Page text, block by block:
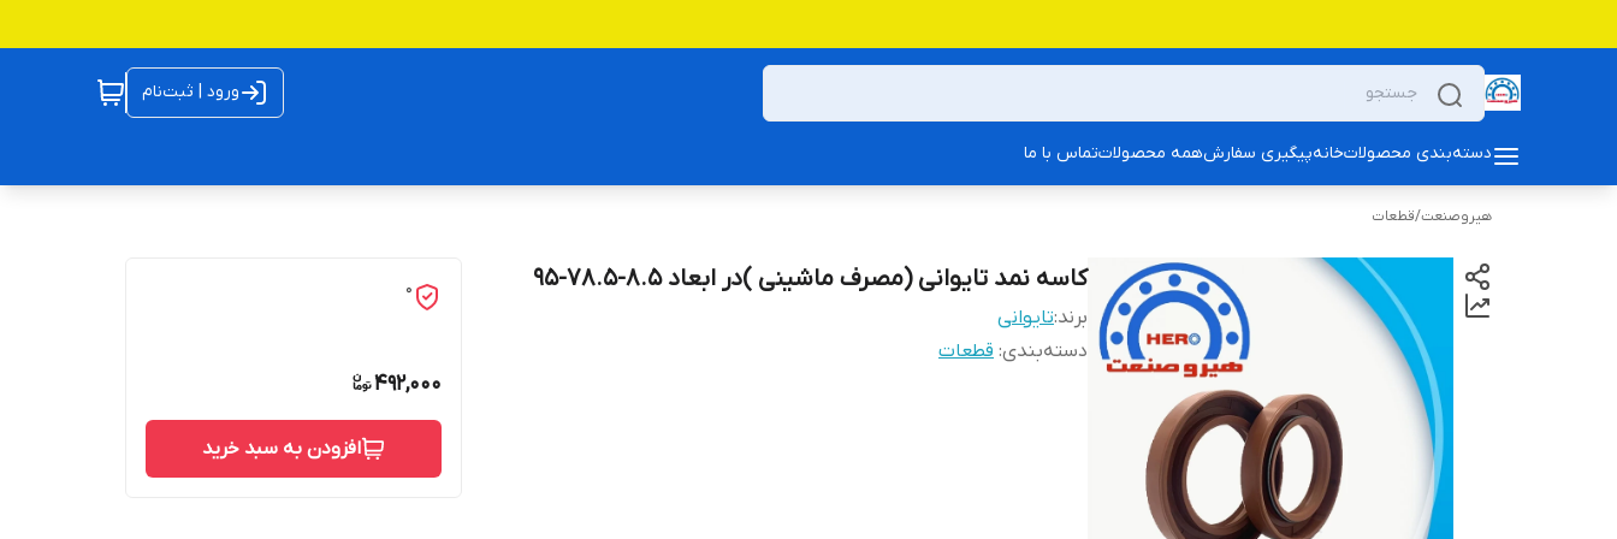
ورود | ثبت‌نام
دسته‌بندی محصولاتخانهپیگیری سفارشهمه محصولاتتماس با ما
هیروصنعت/قطعات
کاسه نمد تایوانی (مصرف ماشینی )در ابعاد 8.5-78.5-95
برند:تایوانی
دسته‌بندی: قطعات
0
492,000
افزودن به سبد خرید